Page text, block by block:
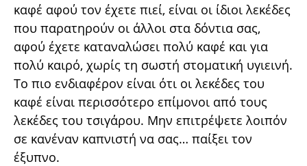
καφέ αφού τον έχετε πιεί, είναι οι ίδιοι λεκέδες
που παρατηρούν οι άλλοι στα δόντια σας,
αφού έχετε καταναλώσει πολύ καφέ και για
πολύ καιρό, χωρίς τη σωστή στοματική υγιεινή.
Το πιο ενδιαφέρον είναι ότι οι λεκέδες του
καφέ είναι περισσότερο επίμονοι από τους
λεκέδες του τσιγάρου. Μην επιτρέψετε λοιπόν
σε κανέναν καπνιστή να σας… παίξει τον
έξυπνο.